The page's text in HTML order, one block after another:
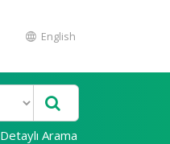
English
Detaylı Arama